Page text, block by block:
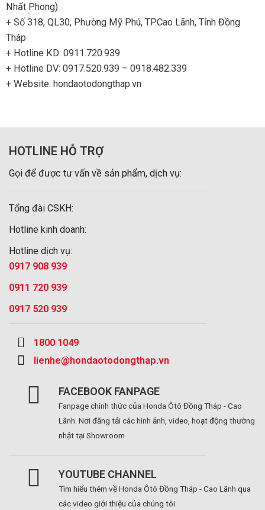
Nhất Phong)
+ Số 318, QL30, Phường Mỹ Phú, TP.Cao Lãnh, Tỉnh Đồng
Tháp
+ Hotline KD: 0911.720.939
+ Hotline DV: 0917.520.939 – 0918.482.339
+ Website: hondaotodongthap.vn
HOTLINE HỖ TRỢ
Gọi để được tư vấn về sản phẩm, dịch vụ:
Tổng đài CSKH:
Hotline kinh doanh:
Hotline dịch vụ:
0917 908 939
0911 720 939
0917 520 939
1800 1049
lienhe@hondaotodongthap.vn
FACEBOOK FANPAGE
Fanpage chính thức của Honda Ôtô Đồng Tháp - Cao
Lãnh. Nơi đăng tải các hình ảnh, video, hoạt động thường
nhật tại Showroom
YOUTUBE CHANNEL
Tìm hiểu thêm về Honda Ôtô Đồng Tháp - Cao Lãnh qua
các video giới thiệu của chúng tôi